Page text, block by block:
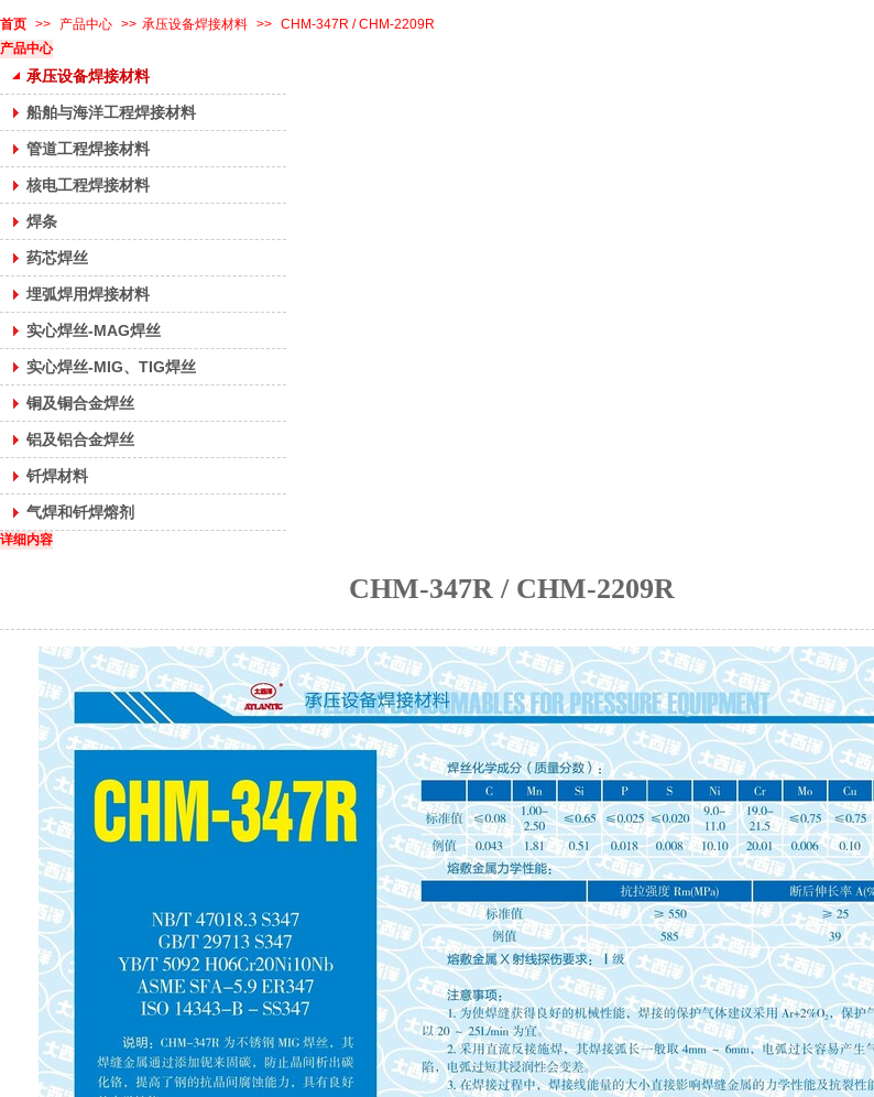
首页 >> 产品中心 >> 承压设备焊接材料 >> CHM-347R / CHM-2209R
产品中心
承压设备焊接材料
船舶与海洋工程焊接材料
管道工程焊接材料
核电工程焊接材料
焊条
药芯焊丝
埋弧焊用焊接材料
实心焊丝-MAG焊丝
实心焊丝-MIG、TIG焊丝
铜及铜合金焊丝
铝及铝合金焊丝
钎焊材料
气焊和钎焊熔剂
详细内容
CHM-347R / CHM-2209R